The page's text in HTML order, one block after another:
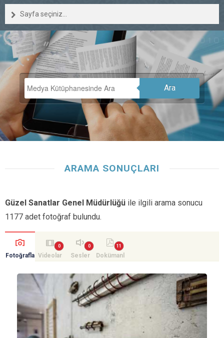
Sayfa seçiniz...
Ara
ARAMA SONUÇLARI
Güzel Sanatlar Genel Müdürlüğü ile ilgili arama sonucu
1177 adet fotoğraf bulundu.
Fotoğrafla Videolar Sesler
Dokümanl